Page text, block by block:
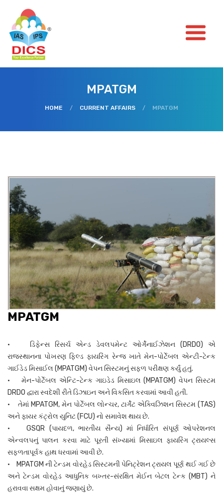
MPATGM
HOME / CURRENT AFFAIRS / MPATGM
MPATGM
• ડિફેન્સ રિસર્ચ એન્ડ ડેવલપમેન્ટ ઓર્ગેનાઈઝેશન (DRDO) એ
રાજસ્થાનના પોખરણ ફિલ્ડ ફાયરિંગ રેન્જ ખાતે મેન-પોર્ટેબલ એન્ટી-ટેન્ક
ગાઈડેડ મિસાઈલ (MPATGM) વેપન સિસ્ટમનું સફળ પરીક્ષણ કર્યું હતું.
• મેન-પોર્ટેબલ એન્ટિ-ટેન્ક ગાઇડેડ મિસાઇલ (MPATGM) વેપન સિસ્ટમ
DRDO દ્વારા સ્વદેશી રીતે ડિઝાઇન અને વિકસિત કરવામાં આવી હતી.
• તેમાં MPATGM, મેન પોર્ટેબલ લોન્ચર, ટાર્ગેટ એક્વિઝિશન સિસ્ટમ (TAS)
અને ફાયર કંટ્રોલ યુનિટ (FCU) નો સમાવેશ થાય છે.
• GSQR (પાયદળ, ભારતીય સૈન્ય) માં નિર્ધારિત સંપૂર્ણ ઓપરેશનલ
એન્વલપનું પાલન કરવા માટે પૂરતી સંખ્યામાં મિસાઇલ ફાયરિંગ ટ્રાયલ્સ
સફળતાપૂર્વક હાથ ધરવામાં આવી છે.
• MPATGM ની ટેન્ડમ વોરહેડ સિસ્ટમની પેનિટ્રેશન ટ્રાયલ પૂર્ણ થઈ ગઈ છે
અને ટેન્ડમ વોરહેડ આધુનિક બખ્તર-સંરક્ષિત મેઈન બેટલ ટેન્ક (MBT) ને
હરાવવા સક્ષમ હોવાનું જણાયું છે.